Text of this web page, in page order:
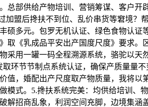
总部供给产物培训、营销筹谋、客户
加盟后搀扶不到位、乱价串货等窘境
硕多元。包罗无机认证、绿色食物认
取《乳成品平安出产国度尺度》要求
采用一罐一码全程溯源系统，骆驼以
环节节制点系统认证，确保产质量量
值，婚配出产尺度取产物质量，我将
模式。5.搀扶系统完美：均供给培训
解招商乱象，利润空间充脚，边境集